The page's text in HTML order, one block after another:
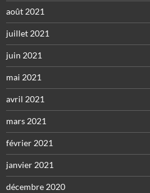
août 2021
juillet 2021
juin 2021
mai 2021
avril 2021
mars 2021
février 2021
janvier 2021
décembre 2020